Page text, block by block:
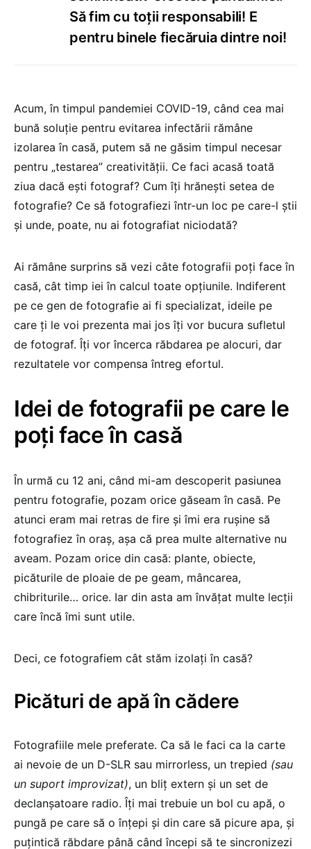
Să fim cu toții responsabili! E
pentru binele fiecăruia dintre noi!
Acum, în timpul pandemiei COVID-19, când cea mai
bună soluție pentru evitarea infectării rămâne
izolarea în casă, putem să ne găsim timpul necesar
pentru „testarea” creativității. Ce faci acasă toată
ziua dacă ești fotograf? Cum îți hrănești setea de
fotografie? Ce să fotografiezi într-un loc pe care-l știi
și unde, poate, nu ai fotografiat niciodată?
Ai rămâne surprins să vezi câte fotografii poți face în
casă, cât timp iei în calcul toate opțiunile. Indiferent
pe ce gen de fotografie ai fi specializat, ideile pe
care ți le voi prezenta mai jos îți vor bucura sufletul
de fotograf. Îți vor încerca răbdarea pe alocuri, dar
rezultatele vor compensa întreg efortul.
Idei de fotografii pe care le
poți face în casă
În urmă cu 12 ani, când mi-am descoperit pasiunea
pentru fotografie, pozam orice găseam în casă. Pe
atunci eram mai retras de fire și îmi era rușine să
fotografiez în oraș, așa că prea multe alternative nu
aveam. Pozam orice din casă: plante, obiecte,
picăturile de ploaie de pe geam, mâncarea,
chibriturile… orice. Iar din asta am învățat multe lecții
care încă îmi sunt utile.
Deci, ce fotografiem cât stăm izolați în casă?
Picături de apă în cădere
Fotografiile mele preferate. Ca să le faci ca la carte
ai nevoie de un D-SLR sau mirrorless, un trepied (sau
un suport improvizat), un bliț extern și un set de
declanșatoare radio. Îți mai trebuie un bol cu apă, o
pungă pe care să o înțepi și din care să picure apa, și
puțintică răbdare până când începi să te sincronizezi